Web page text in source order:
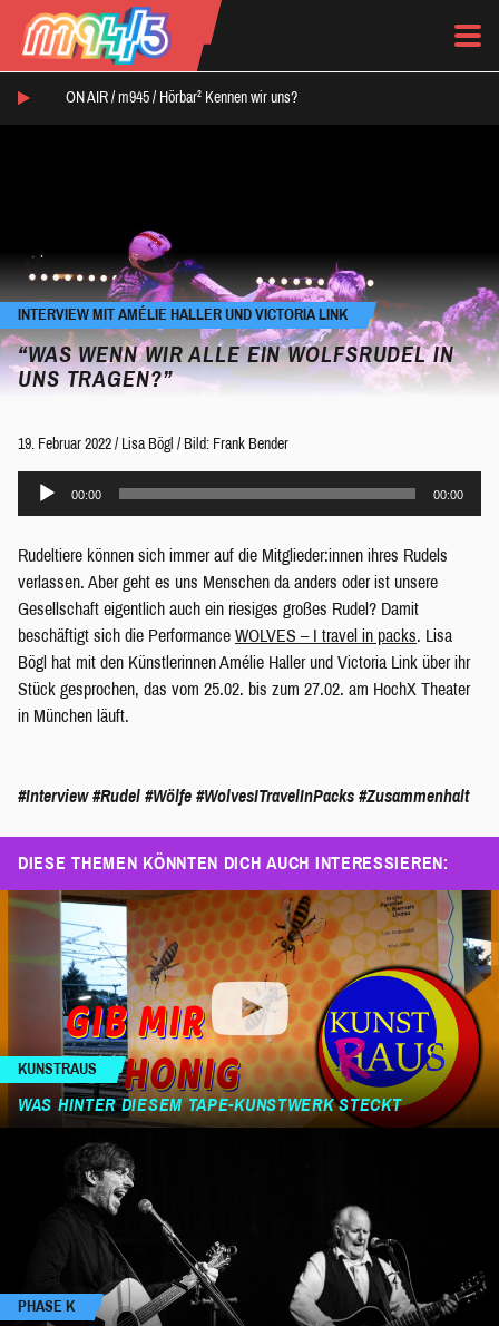
ON AIR / m945 / Hörbar² Kennen wir uns?
INTERVIEW MIT AMÉLIE HALLER UND VICTORIA LINK
“WAS WENN WIR ALLE EIN WOLFSRUDEL IN
UNS TRAGEN?”
19. Februar 2022 / Lisa Bögl / Bild: Frank Bender
Audio-
00:00 00:00
Rudeltiere können sich immer auf die Mitglieder:innen ihres Rudels
verlassen. Aber geht es uns Menschen da anders oder ist unsere
Gesellschaft eigentlich auch ein riesiges großes Rudel? Damit
beschäftigt sich die Performance WOLVES – I travel in packs. Lisa
Bögl hat mit den Künstlerinnen Amélie Haller und Victoria Link über ihr
Stück gesprochen, das vom 25.02. bis zum 27.02. am HochX Theater
in München läuft.
#Interview #Rudel #Wölfe #WolvesITravelInPacks #Zusammenhalt
DIESE THEMEN KÖNNTEN DICH AUCH INTERESSIEREN:
KUNSTRAUS
WAS HINTER DIESEM TAPE-KUNSTWERK STECKT
PHASE K